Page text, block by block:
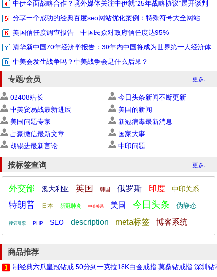
中伊全面战略合作？境外媒体关注中伊就“25年战略协议”展开谈判
分享一个成功的经典百度seo网站优化案例：特殊符号大全网站
美国信任度调查报告：中国民众对政府信任度达95%
清华新中国70年经济学报告：30年内中国将成为世界第一大经济体
中美会发生战争吗？中美战争会是什么后果？
更多..
专题/会员
02408站长
今日头条新闻不断更新
中美贸易战最新进展
美国的新闻
美国问题专家
新冠病毒最新消息
占豪微信最新文章
国家大事
胡锡进最新言论
中印问题
更多..
按标签查询
外交部 澳大利亚 英国 韩国 俄罗斯 印度 中印关系
特朗普 日本 新冠肺炎 中美关系 美国 今日头条 伪静态
搜索引擎 PHP SEO description meta标签 博客系统
商品推荐
制经典六爪皇冠钻戒 50分到一克拉18K白金戒指 莫桑钻戒指 深圳钻